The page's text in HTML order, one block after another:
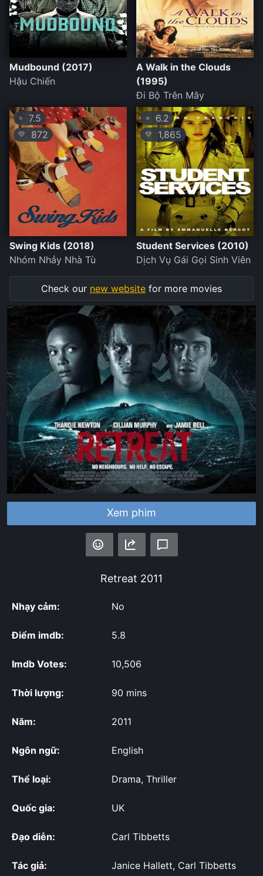
Xem phim
Retreat 2011
Nhạy cảm: No
Điểm imdb: 5.8
Imdb Votes: 10,506
Thời lượng: 90 mins
Năm: 2011
Ngôn ngữ: English
Thể loại: Drama, Thriller
Quốc gia: UK
Đạo diễn: Carl Tibbetts
Tác giả: Janice Hallett, Carl Tibbetts
Mudbound (2017)
Hậu Chiến
A Walk in the Clouds
(1995)
Đi Bộ Trên Mây
⭐ 7.5
💛 872
Swing Kids (2018)
Nhóm Nhảy Nhà Tù
⭐ 6.2
💛 1,865
Student Services (2010)
Dịch Vụ Gái Gọi Sinh Viên
Check our new website for more movies